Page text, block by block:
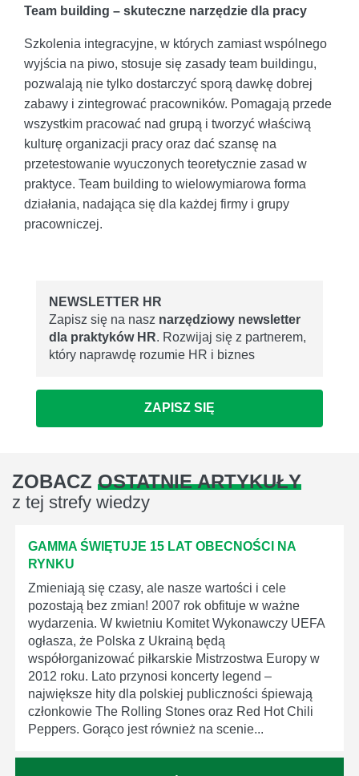
Team building – skuteczne narzędzie dla pracy
Szkolenia integracyjne, w których zamiast wspólnego
wyjścia na piwo, stosuje się zasady team buildingu,
pozwalają nie tylko dostarczyć sporą dawkę dobrej
zabawy i zintegrować pracowników. Pomagają przede
wszystkim pracować nad grupą i tworzyć właściwą
kulturę organizacji pracy oraz dać szansę na
przetestowanie wyuczonych teoretycznie zasad w
praktyce. Team building to wielowymiarowa forma
działania, nadająca się dla każdej firmy i grupy
pracowniczej.
NEWSLETTER HR
Zapisz się na nasz narzędziowy newsletter
dla praktyków HR. Rozwijaj się z partnerem,
który naprawdę rozumie HR i biznes
ZAPISZ SIĘ
ZOBACZ OSTATNIE ARTYKUŁY
z tej strefy wiedzy
GAMMA ŚWIĘTUJE 15 LAT OBECNOŚCI NA
RYNKU
Zmieniają się czasy, ale nasze wartości i cele
pozostają bez zmian! 2007 rok obfituje w ważne
wydarzenia. W kwietniu Komitet Wykonawczy UEFA
ogłasza, że Polska z Ukrainą będą
współorganizować piłkarskie Mistrzostwa Europy w
2012 roku. Lato przynosi koncerty legend –
największe hity dla polskiej publiczności śpiewają
członkowie The Rolling Stones oraz Red Hot Chili
Peppers. Gorąco jest również na scenie...